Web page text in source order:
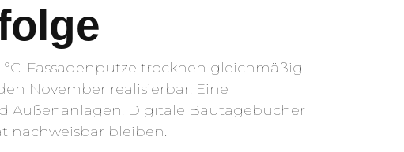
Fassadenputze trocknen gleichmäßig,
November realisierbar. Eine
Außenanlagen. Digitale Bautagebücher
nachweisbar bleiben.